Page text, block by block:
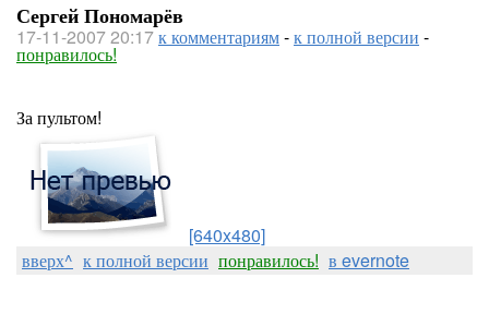
Сергей Пономарёв
17-11-2007 20:17к комментариям-к полной версии -
понравилось!
За пультом!
[640x480]
вверх^ к полной версии понравилось! в evernote